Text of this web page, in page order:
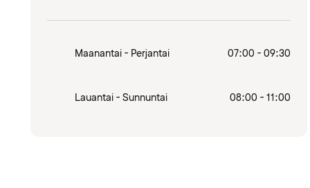
Maanantai - Perjantai 07:00 - 09:30
Lauantai - Sunnuntai 08:00 - 11:00